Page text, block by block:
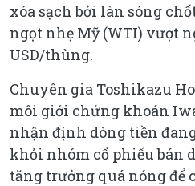
xóa sạch bởi làn sóng
ngọt nhẹ Mỹ (WTI) vượt
USD/thùng.
Chuyên gia Toshikazu
môi giới chứng khoán
nhận định dòng tiền
khỏi nhóm cổ phiếu bán
tăng trưởng quá nóng để